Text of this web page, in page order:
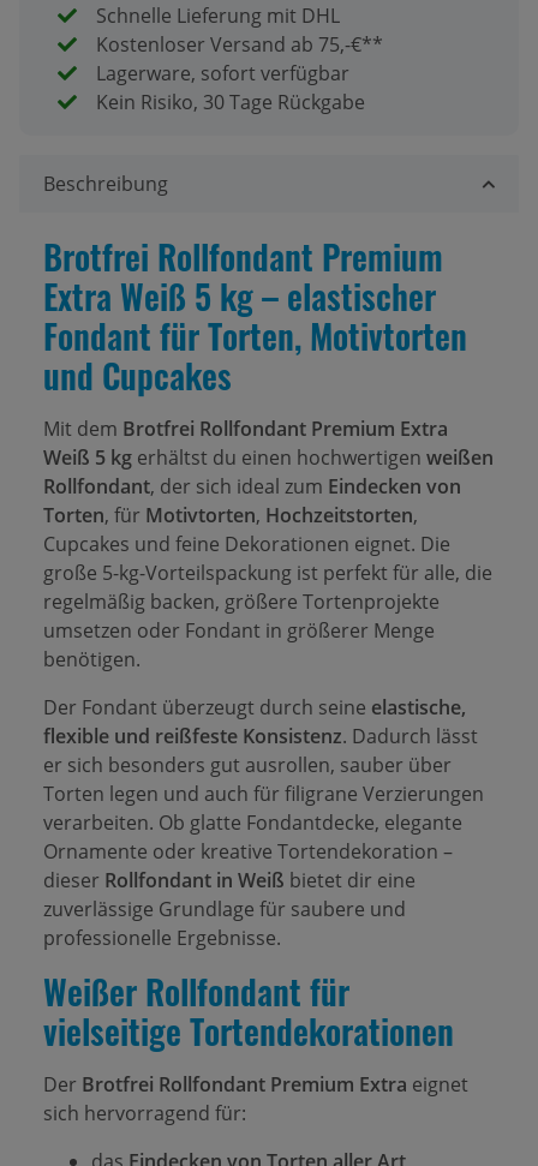
Schnelle Lieferung mit DHL
Kostenloser Versand ab 75,-€**
Lagerware, sofort verfügbar
Kein Risiko, 30 Tage Rückgabe
Beschreibung
Brotfrei Rollfondant Premium
Extra Weiß 5 kg – elastischer
Fondant für Torten, Motivtorten
und Cupcakes
Mit dem Brotfrei Rollfondant Premium Extra
Weiß 5 kg erhältst du einen hochwertigen weißen
Rollfondant, der sich ideal zum Eindecken von
Torten, für Motivtorten, Hochzeitstorten,
Cupcakes und feine Dekorationen eignet. Die
große 5-kg-Vorteilspackung ist perfekt für alle, die
regelmäßig backen, größere Tortenprojekte
umsetzen oder Fondant in größerer Menge
benötigen.
Der Fondant überzeugt durch seine elastische,
flexible und reißfeste Konsistenz. Dadurch lässt
er sich besonders gut ausrollen, sauber über
Torten legen und auch für filigrane Verzierungen
verarbeiten. Ob glatte Fondantdecke, elegante
Ornamente oder kreative Tortendekoration –
dieser Rollfondant in Weiß bietet dir eine
zuverlässige Grundlage für saubere und
professionelle Ergebnisse.
Weißer Rollfondant für
vielseitige Tortendekorationen
Der Brotfrei Rollfondant Premium Extra eignet
sich hervorragend für:
das Eindecken von Torten aller Art